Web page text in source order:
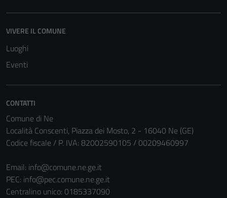
VIVERE IL COMUNE
Luoghi
Eventi
CONTATTI
Comune di Ne
Località Conscenti, Piazza dei Mosto, 2 - 16040 Ne (GE)
Codice fiscale / P. IVA: 82002590105 / 00209460997
Email: info@comune.ne.ge.it
PEC: info@pec.comune.ne.ge.it
Centralino unico: 0185337090